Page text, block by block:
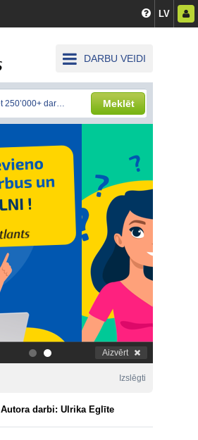
LV
DARBU VEIDI
Meklēt
. Aizvērt
Autora darbi: Ulrika Eglīte
Izslēgti